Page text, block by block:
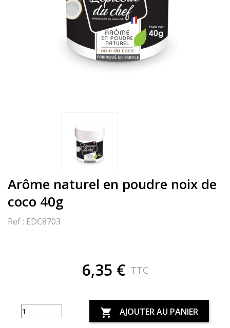
Arôme naturel en poudre noix de
coco 40g
Ref : EDC8703
6,35 € TTC
 AJOUTER AU PANIER